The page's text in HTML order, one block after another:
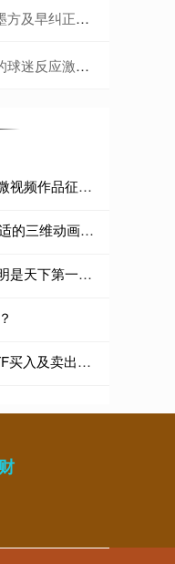
纠正错误做法
了一张很棒的自拍”
龙辉配资 第十九届全国法治动漫微视频作品征集展播｜《执镜溯法 法脉千载少年越》
久联优配官网 怎样为企业选到合适的三维动画制作？
盈邦网配资APP下载 小李飞刀分明是天下第一的存在，古龙为什么让其屈居第三？
配资门户网官网 今日南向资金ETF买入及卖出成交额为262.64亿港元